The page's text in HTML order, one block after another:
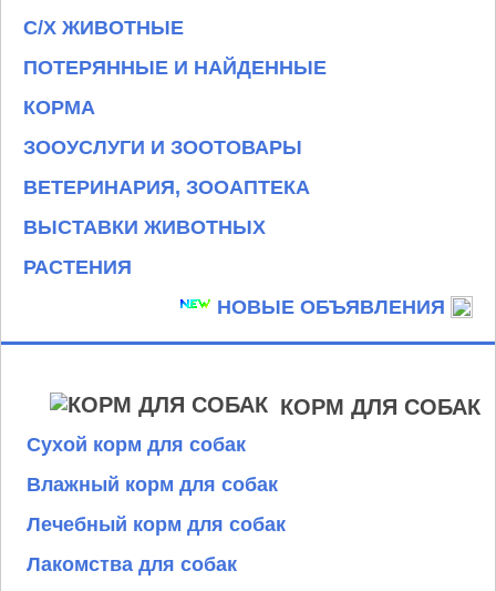
С/Х ЖИВОТНЫЕ
ПОТЕРЯННЫЕ И НАЙДЕННЫЕ
КОРМА
ЗООУСЛУГИ И ЗООТОВАРЫ
ВЕТЕРИНАРИЯ, ЗООАПТЕКА
ВЫСТАВКИ ЖИВОТНЫХ
РАСТЕНИЯ
НОВЫЕ ОБЪЯВЛЕНИЯ
КОРМ ДЛЯ СОБАК
Сухой корм для собак
Влажный корм для собак
Лечебный корм для собак
Лакомства для собак